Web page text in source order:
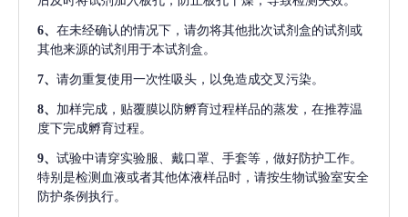
6、 在未经确认的情况下，请勿将其他批次试剂盒的试剂或
其他来源的试剂用于本试剂盒。
7、 请勿重复使用一次性吸头，以免造成交叉污染。
8、 加样完成，贴覆膜以防孵育过程样品的蒸发，在推荐温
度下完成孵育过程。
9、 试验中请穿实验服、戴口罩、手套等，做好防护工作。
特别是检测血液或者其他体液样品时，请按生物试验室安全
防护条例执行。